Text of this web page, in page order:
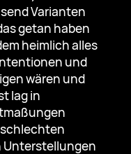
Varianten
getan haben
heimlich alles
und
wären und
lag in
Unterstellungen